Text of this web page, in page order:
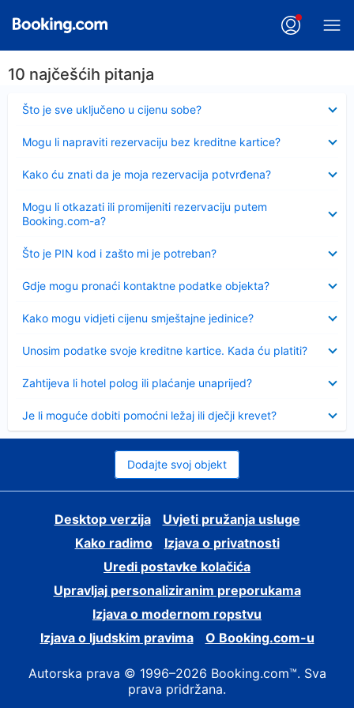
10 najčešćih pitanja
Što je sve uključeno u cijenu sobe?
Sažeto
Mogu li napraviti rezervaciju bez kreditne kartice?
Kako ću znati da je moja rezervacija potvrđena?
Mogu li otkazati ili promijeniti rezervaciju putem
Booking.com-a?
Što je PIN kod i zašto mi je potreban?
Sažeto
Gdje mogu pronaći kontaktne podatke objekta?
Kako mogu vidjeti cijenu smještajne jedinice?
Unosim podatke svoje kreditne kartice. Kada ću platiti?
Zahtijeva li hotel polog ili plaćanje unaprijed?
Je li moguće dobiti pomoćni ležaj ili dječji krevet?
Dodajte svoj objekt
Desktop verzija
Uvjeti pružanja usluge
Kako radimo
Izjava o privatnosti
Uredi postavke kolačića
Upravljaj personaliziranim preporukama
Izjava o modernom ropstvu
Izjava o ljudskim pravima
O Booking.com-u
Autorska prava © 1996–2026 Booking.com™. Sva
prava pridržana.